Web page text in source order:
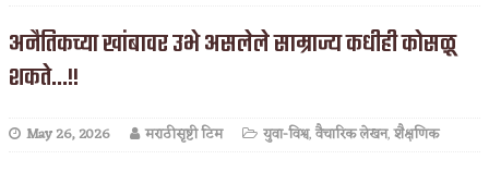
अशी एक कविता लिहू इच्छिते
शपथ
अनैतिकच्या खांबावर उभे असलेले साम्राज्य कधीही कोसळू
शकते…!!
May 26, 2026 मराठीसृष्टी टिम युवा-विश्व,वैचारिक लेखन,शैक्षणिक